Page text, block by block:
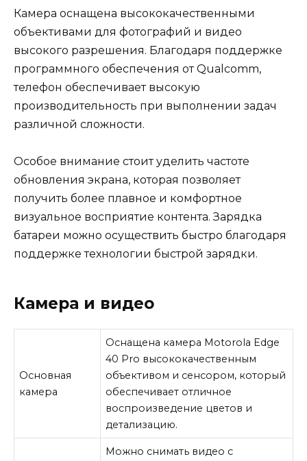
Камера оснащена высококачественными
объективами для фотографий и видео
высокого разрешения. Благодаря поддержке
программного обеспечения от Qualcomm,
телефон обеспечивает высокую
производительность при выполнении задач
различной сложности.
Особое внимание стоит уделить частоте
обновления экрана, которая позволяет
получить более плавное и комфортное
визуальное восприятие контента. Зарядка
батареи можно осуществить быстро благодаря
поддержке технологии быстрой зарядки.
Камера и видео
Основная
камера
Оснащена камера Motorola Edge
40 Pro высококачественным
объективом и сенсором, который
обеспечивает отличное
воспроизведение цветов и
детализацию.
Можно снимать видео с